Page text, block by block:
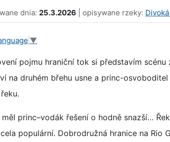
dnia: 25.3.2026 | opisywane rzeky:
▼
pojmu hraniční tok si představím scénu
na druhém břehu usne a princ-
princ–vodák řešení o hodně snazší…
populární. Dobrodružná hranice na Rio